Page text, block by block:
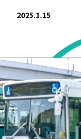
2025.1.15